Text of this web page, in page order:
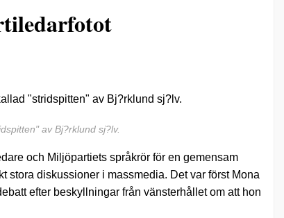
av Bj?rklund sj?lv.
och Miljöpartiets språkrör för en gemensam
stora diskussioner i massmedia. Det var först Mona
efter beskyllningar från vänsterhållet om att hon